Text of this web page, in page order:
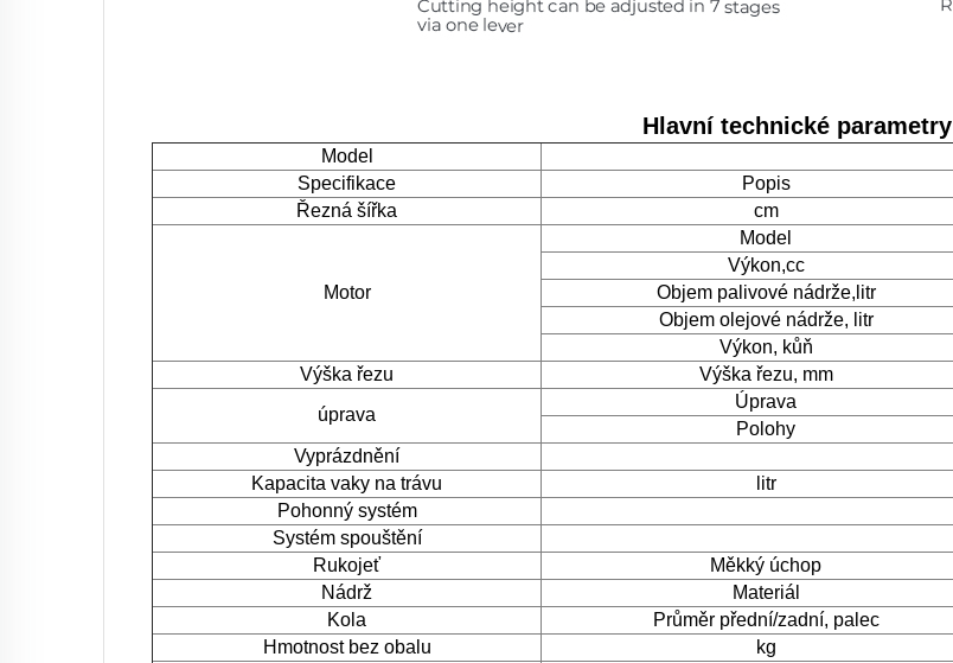
Hlavní technické parametry
Model
Specifikace
Popis
Řezná šířka
cm
Motor
Model
Výkon,cc
Objem palivové nádrže,litr
Objem olejové nádrže, litr
Výkon, kůň
Výška řezu
Výška řezu, mm
úprava
Úprava
Polohy
Vyprázdnění
Kapacita vaky na trávu
litr
Pohonný systém
Systém spouštění
Rukojeť
Měkký úchop
Nádrž
Materiál
Kola
Průměr přední/zadní, palec
Hmotnost bez obalu
kg